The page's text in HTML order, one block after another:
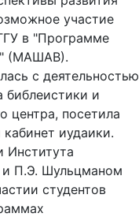
участие
в "Программе
(МАШАВ).
с деятельностью
библеистики и
центра, посетила
иудаики.
Института
и П.Э. Шульцманом
студентов